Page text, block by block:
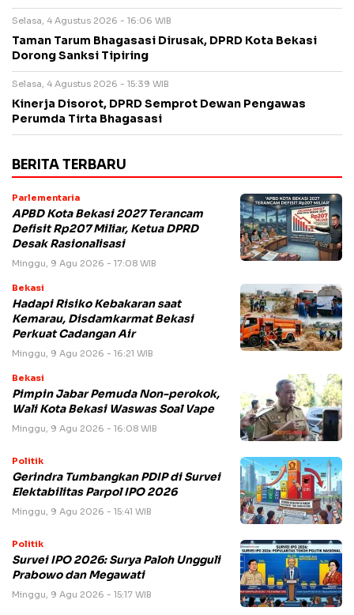
Selasa, 4 Agustus 2026 - 16:06 WIB
Taman Tarum Bhagasasi Dirusak, DPRD Kota Bekasi
Dorong Sanksi Tipiring
Selasa, 4 Agustus 2026 - 15:39 WIB
Kinerja Disorot, DPRD Semprot Dewan Pengawas
Perumda Tirta Bhagasasi
BERITA TERBARU
Parlementaria
APBD Kota Bekasi 2027 Terancam
Defisit Rp207 Miliar, Ketua DPRD
Desak Rasionalisasi
Minggu, 9 Agu 2026 - 17:08 WIB
Bekasi
Hadapi Risiko Kebakaran saat
Kemarau, Disdamkarmat Bekasi
Perkuat Cadangan Air
Minggu, 9 Agu 2026 - 16:21 WIB
Bekasi
Pimpin Jabar Pemuda Non-perokok,
Wali Kota Bekasi Waswas Soal Vape
Minggu, 9 Agu 2026 - 16:08 WIB
Politik
Gerindra Tumbangkan PDIP di Survei
Elektabilitas Parpol IPO 2026
Minggu, 9 Agu 2026 - 15:41 WIB
Politik
Survei IPO 2026: Surya Paloh Ungguli
Prabowo dan Megawati
Minggu, 9 Agu 2026 - 15:17 WIB